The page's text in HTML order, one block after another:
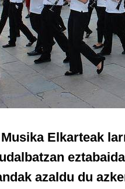
Elkarteak
azaldu du